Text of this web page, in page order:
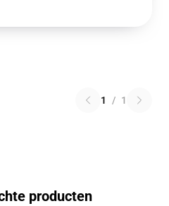
1 / 1
producten